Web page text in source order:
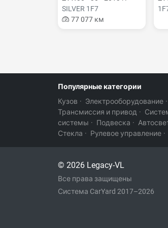
SILVER 1F7
77 077 км
Популярные категории
Кузов · Электрооборудование ·
Трансмиссия и привод ·
системы · Подвеска ·
Стекла · Рулевое управление ·
© 2026 Legacy-VL
Все права защищены
Система CarYard 2017–2026